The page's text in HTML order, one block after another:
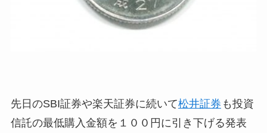
先日のSBI証券や楽天証券に続いて松井証券 も投資
信託の最低購入金額を１００円に引き下げる発表